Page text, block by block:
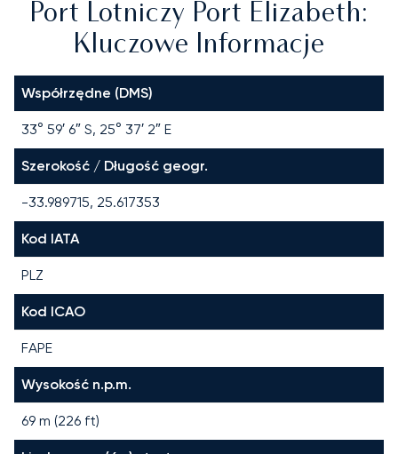
Port Lotniczy Port Elizabeth:
Kluczowe Informacje
Współrzędne (DMS)
33° 59′ 6″ S, 25° 37′ 2″ E
Szerokość / Długość geogr.
-33.989715, 25.617353
Kod IATA
PLZ
Kod ICAO
FAPE
Wysokość n.p.m.
69 m (226 ft)